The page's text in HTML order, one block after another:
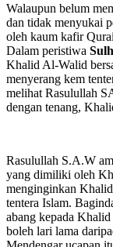
Walaupun belum
dan tidak menyukai
oleh kaum kafir
Dalam peristiwa
Khalid Al-Walid
menyerang kem
melihat Rasulullah
dengan tenang,
Rasulullah S.A.W
yang dimiliki oleh
menginginkan
tentera Islam.
abang kepada
boleh lari lama